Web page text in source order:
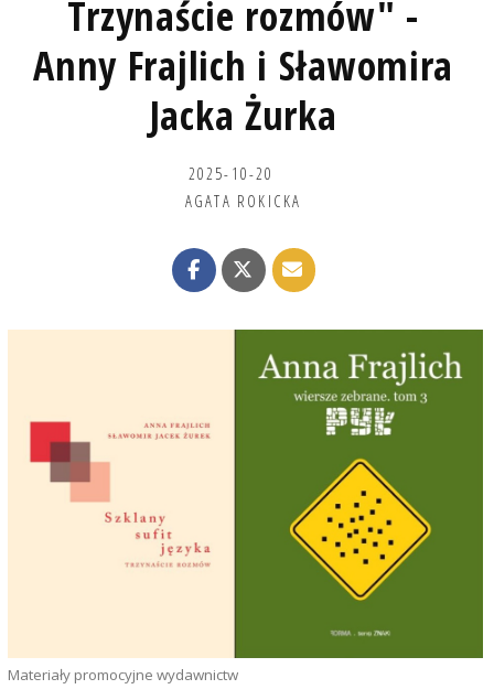
Trzynaście rozmów" -
Anny Frajlich i Sławomira
Jacka Żurka
2025-10-20
AGATA ROKICKA
Materiały promocyjne wydawnictw